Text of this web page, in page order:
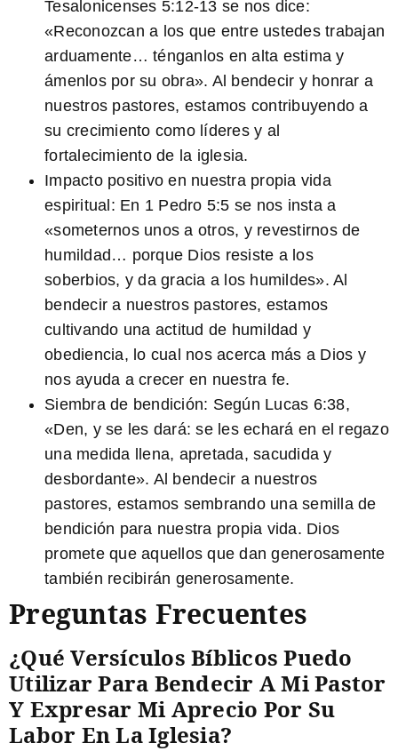
Tesalonicenses 5:12-13 se nos dice:
«Reconozcan a los que entre ustedes trabajan
arduamente… ténganlos en alta estima y
ámenlos por su obra». Al bendecir y honrar a
nuestros pastores, estamos contribuyendo a
su crecimiento como líderes y al
fortalecimiento de la iglesia.
Impacto positivo en nuestra propia vida
espiritual: En 1 Pedro 5:5 se nos insta a
«someternos unos a otros, y revestirnos de
humildad… porque Dios resiste a los
soberbios, y da gracia a los humildes». Al
bendecir a nuestros pastores, estamos
cultivando una actitud de humildad y
obediencia, lo cual nos acerca más a Dios y
nos ayuda a crecer en nuestra fe.
Siembra de bendición: Según Lucas 6:38,
«Den, y se les dará: se les echará en el regazo
una medida llena, apretada, sacudida y
desbordante». Al bendecir a nuestros
pastores, estamos sembrando una semilla de
bendición para nuestra propia vida. Dios
promete que aquellos que dan generosamente
también recibirán generosamente.
Preguntas Frecuentes
¿Qué Versículos Bíblicos Puedo
Utilizar Para Bendecir A Mi Pastor
Y Expresar Mi Aprecio Por Su
Labor En La Iglesia?